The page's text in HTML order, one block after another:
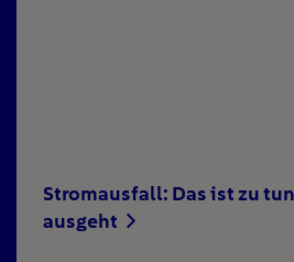
Stromausfall: Das ist zu
ausgeht